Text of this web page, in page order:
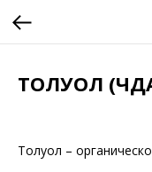
ТОЛУОЛ
Толуол –